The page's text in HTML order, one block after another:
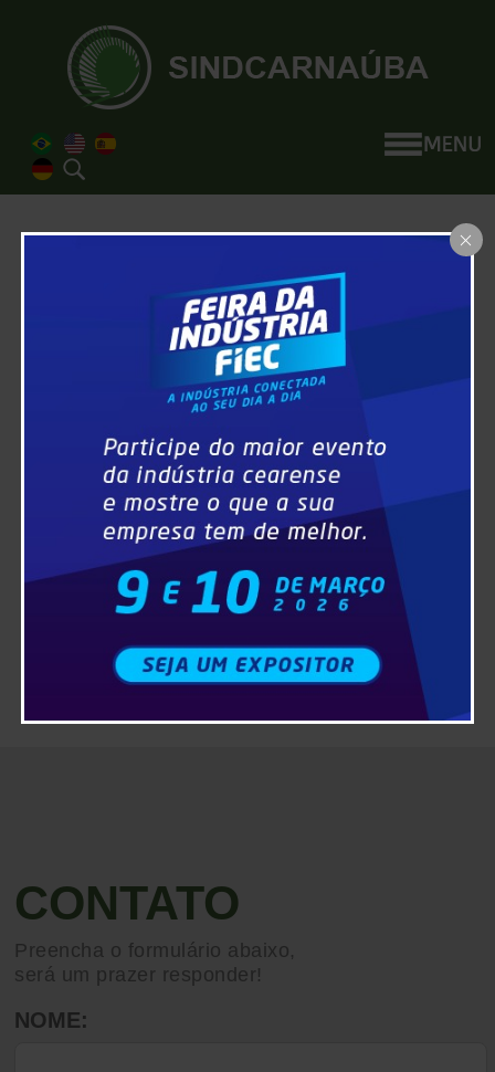
CONTATO
Preencha o formulário abaixo,
será um prazer responder!
NOME: